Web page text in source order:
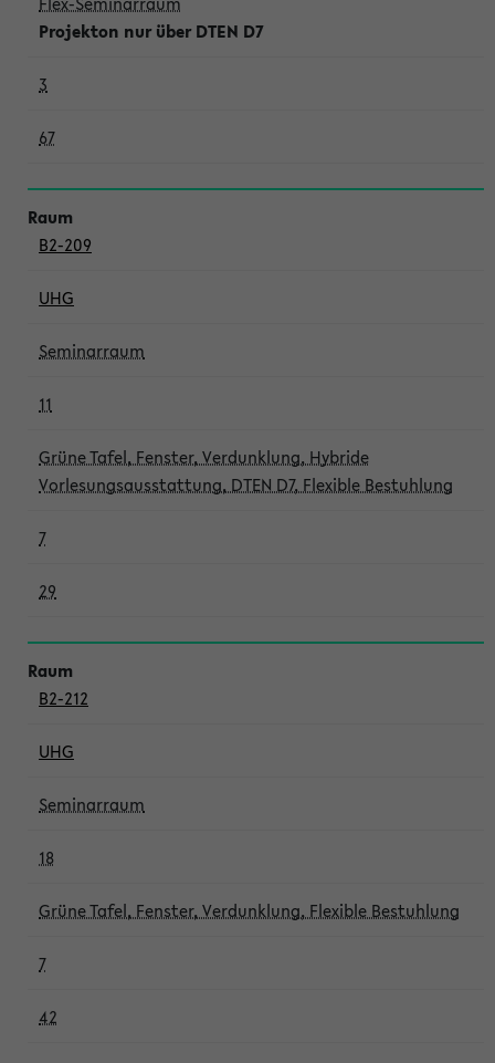
Projekton nur über DTEN D7
3
67
B2-209
UHG
Seminarraum
11
Grüne Tafel, Fenster, Verdunklung, Hybride
Vorlesungsausstattung, DTEN D7, Flexible Bestuhlung
7
29
B2-212
UHG
Seminarraum
18
Grüne Tafel, Fenster, Verdunklung, Flexible Bestuhlung
7
42